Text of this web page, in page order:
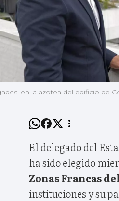
en la azotea del edificio de
El delegado del
ha sido elegido
Zonas Francas
instituciones y su